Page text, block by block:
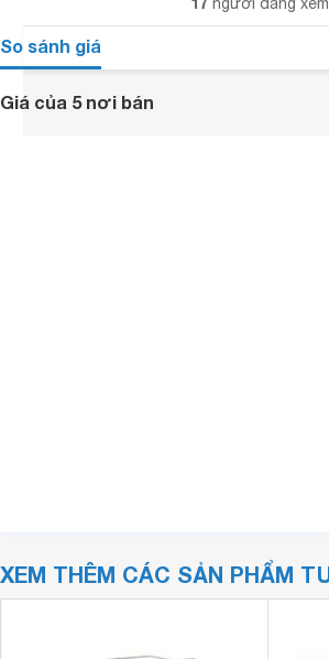
So sánh giá
Giá của 5 nơi bán
XEM THÊM CÁC SẢN PHẨM